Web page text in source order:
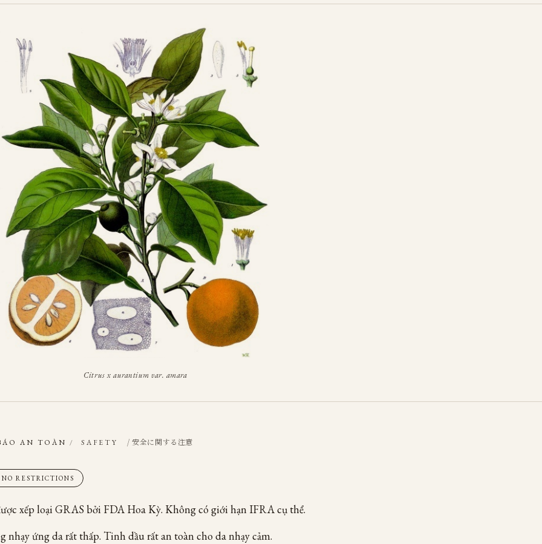
Citrus x aurantium var. amara
AN TOÀN / SAFETY / 安全に関する注意
NO RESTRICTIONS
xếp loại GRAS bởi FDA Hoa Kỳ. Không có giới hạn IFRA cụ thể.
nhạy ứng da rất thấp. Tinh dầu rất an toàn cho da nhạy cảm.